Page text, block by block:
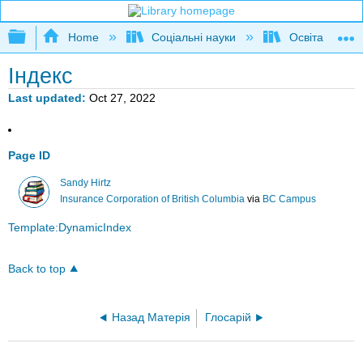
Expand/collapse global hierarchy
Home Соціальні науки Освіта та
Індекс
Last updated Oct 27, 2022
Page ID
Sandy Hirtz
Insurance Corporation of British Columbiavia BC Campus
Template:DynamicIndex
Back to top
Назад Матерія Глосарій